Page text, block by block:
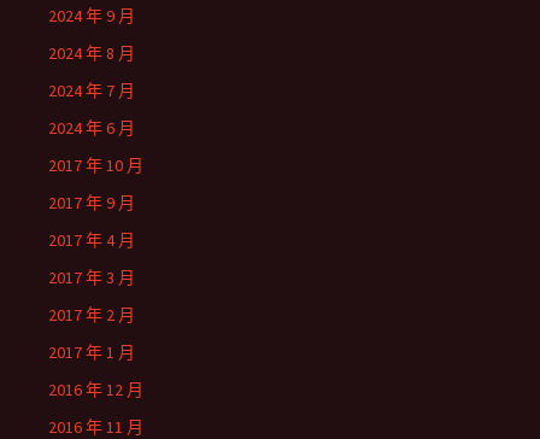
2024 年 9 月
2024 年 8 月
2024 年 7 月
2024 年 6 月
2017 年 10 月
2017 年 9 月
2017 年 4 月
2017 年 3 月
2017 年 2 月
2017 年 1 月
2016 年 12 月
2016 年 11 月